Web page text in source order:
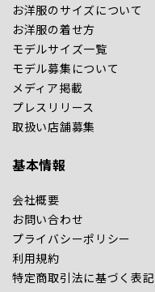
お洋服のサイズについて
お洋服の着せ方
モデルサイズ一覧
モデル募集について
メディア掲載
プレスリリース
取扱い店舗募集
基本情報
会社概要
お問い合わせ
プライバシーポリシー
利用規約
特定商取引法に基づく表記